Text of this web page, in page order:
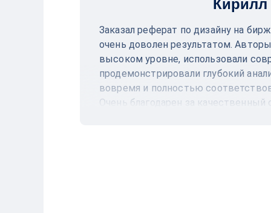
Кирилл
Заказал реферат по дизайну на
очень доволен результатом.
высоком уровне, использовали
продемонстрировали глубокий
вовремя и полностью
Очень благодарен за качественный